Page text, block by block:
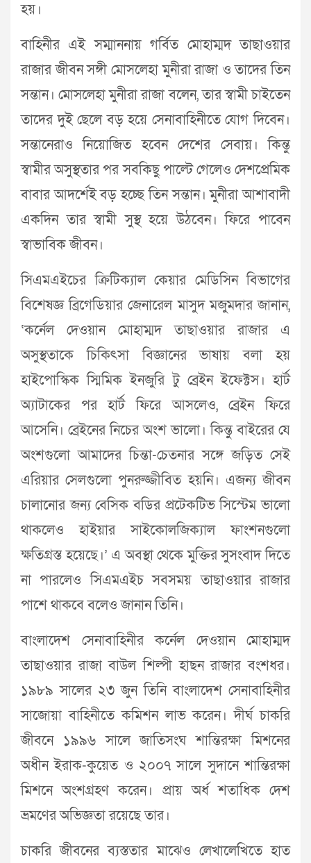
হয়।
বাহিনীর এই সম্মাননায় গর্বিত মোহাম্মদ তাছাওয়ার
রাজার জীবন সঙ্গী মোসলেহা মুনীরা রাজা ও তাদের তিন
সন্তান। মোসলেহা মুনীরা রাজা বলেন, তার স্বামী চাইতেন
তাদের দুই ছেলে বড় হয়ে সেনাবাহিনীতে যোগ দিবেন।
সন্তানেরাও নিয়োজিত হবেন দেশের সেবায়। কিন্তু
স্বামীর অসুস্থতার পর সবকিছু পাল্টে গেলেও দেশপ্রেমিক
বাবার আদর্শেই বড় হচ্ছে তিন সন্তান। মুনীরা আশাবাদী
একদিন তার স্বামী সুস্থ হয়ে উঠবেন। ফিরে পাবেন
স্বাভাবিক জীবন।
সিএমএইচের ক্রিটিক্যাল কেয়ার মেডিসিন বিভাগের
বিশেষজ্ঞ ব্রিগেডিয়ার জেনারেল মাসুদ মজুমদার জানান,
‘কর্নেল দেওয়ান মোহাম্মদ তাছাওয়ার রাজার এ
অসুস্থতাকে চিকিৎসা বিজ্ঞানের ভাষায় বলা হয়
হাইপোস্কিক স্মিমিক ইনজুরি টু ব্রেইন ইফেক্টস। হার্ট
অ্যাটাকের পর হার্ট ফিরে আসলেও, ব্রেইন ফিরে
আসেনি। ব্রেইনের নিচের অংশ ভালো। কিন্তু বাইরের যে
অংশগুলো আমাদের চিন্তা-চেতনার সঙ্গে জড়িত সেই
এরিয়ার সেলগুলো পুনরুজ্জীবিত হয়নি। এজন্য জীবন
চালানোর জন্য বেসিক বডির প্রটেকটিভ সিস্টেম ভালো
থাকলেও হাইয়ার সাইকোলজিক্যাল ফাংশনগুলো
ক্ষতিগ্রস্ত হয়েছে।’ এ অবস্থা থেকে মুক্তির সুসংবাদ দিতে
না পারলেও সিএমএইচ সবসময় তাছাওয়ার রাজার
পাশে থাকবে বলেও জানান তিনি।
বাংলাদেশ সেনাবাহিনীর কর্নেল দেওয়ান মোহাম্মদ
তাছাওয়ার রাজা বাউল শিল্পী হাছন রাজার বংশধর।
১৯৮৯ সালের ২৩ জুন তিনি বাংলাদেশ সেনাবাহিনীর
সাজোয়া বাহিনীতে কমিশন লাভ করেন। দীর্ঘ চাকরি
জীবনে ১৯৯৬ সালে জাতিসংঘ শান্তিরক্ষা মিশনের
অধীন ইরাক-কুয়েত ও ২০০৭ সালে সুদানে শান্তিরক্ষা
মিশনে অংশগ্রহণ করেন। প্রায় অর্ধ শতাধিক দেশ
ভ্রমণের অভিজ্ঞতা রয়েছে তার।
চাকরি জীবনের ব্যস্ততার মাঝেও লেখালেখিতে হাত